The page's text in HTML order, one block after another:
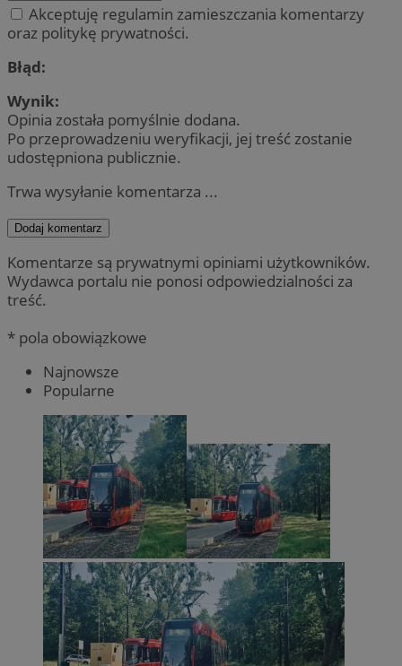
Akceptuję regulamin zamieszczania komentarzy
oraz politykę prywatności.
Błąd:
Wynik:
Opinia została pomyślnie dodana.
Po przeprowadzeniu weryfikacji, jej treść zostanie
udostępniona publicznie.
Trwa wysyłanie komentarza ...
Dodaj komentarz
Komentarze są prywatnymi opiniami użytkowników.
Wydawca portalu nie ponosi odpowiedzialności za
treść.
* pola obowiązkowe
Najnowsze
Popularne